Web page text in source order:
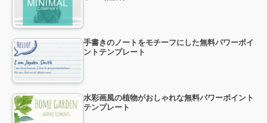
手書きのノートをモチーフにした無料パワーポイ
ントテンプレート
水彩画風の植物がおしゃれな無料パワーポイント
テンプレート